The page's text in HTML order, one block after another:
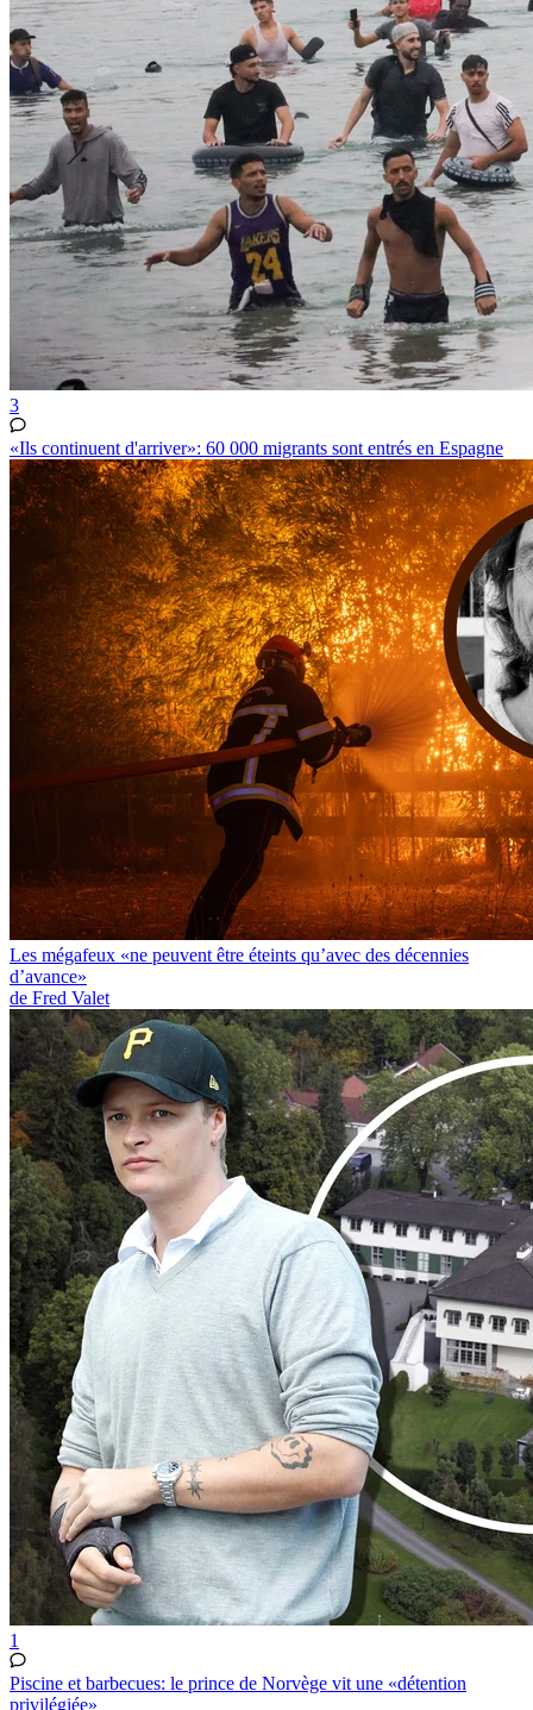
3
«Ils continuent d'arriver»: 60 000 migrants sont entrés en Espagne
Les mégafeux «ne peuvent être éteints qu’avec des décennies
d’avance»
de Fred Valet
1
Piscine et barbecues: le prince de Norvège vit une «détention
privilégiée»